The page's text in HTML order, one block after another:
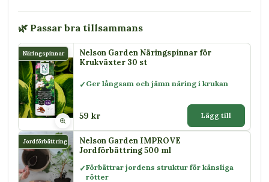
🌿 Passar bra tillsammans
Näringspinnar
Nelson Garden Näringspinnar för
Krukväxter 30 st
Ger långsam och jämn näring i krukan
59 kr Lägg till
Jordförbättring
Nelson Garden IMPROVE
Jordförbättring 500 ml
Förbättrar jordens struktur för känsliga
rötter